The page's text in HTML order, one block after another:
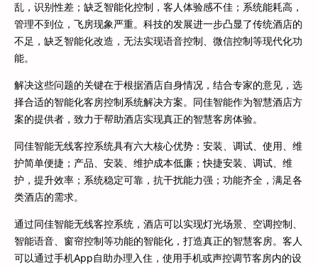
乱，识别性差；缺乏智能化控制，客人体验感不佳；系统能耗高，
管理不到位，飞房现象严重。科技的发展进一步凸显了传统酒店的
不足，缺乏智能化改造，无法实现语音控制、微信控制等现代化功
能。
解决这些问题的关键在于根据酒店自身情况，结合专家的意见，选
择合适的智能化客房控制系统解决方案。同佳智能作为智慧酒店方
案的提供者，致力于帮助酒店实现真正的智慧客房体验。
同佳智能无线客控系统具有六大核心优势：安装、调试、使用、维
护简单便捷；产品、安装、维护成本低廉；快捷安装、调试、维
护，提升效率；系统稳定可靠，抗干扰能力强；功能齐全，满足各
类酒店的需求。
通过同佳智能无线客控系统，酒店可以实现灯光场景、空调控制、
智能语音、窗帘控制等功能的智能化，打造真正的智慧客房。客人
可以通过手机App自助办理入住，使用手机或声控调节客房内的设